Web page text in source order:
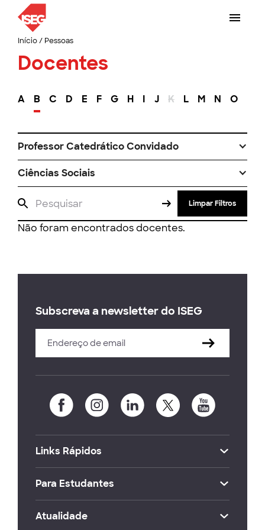
Início/ Pessoas
Docentes
A B C D E F G H I J K L M N O
Professor Catedrático Convidado
Ciências Sociais
Limpar Filtros
Não foram encontrados docentes.
Subscreva a newsletter do ISEG
Links Rápidos
Para Estudantes
Atualidade